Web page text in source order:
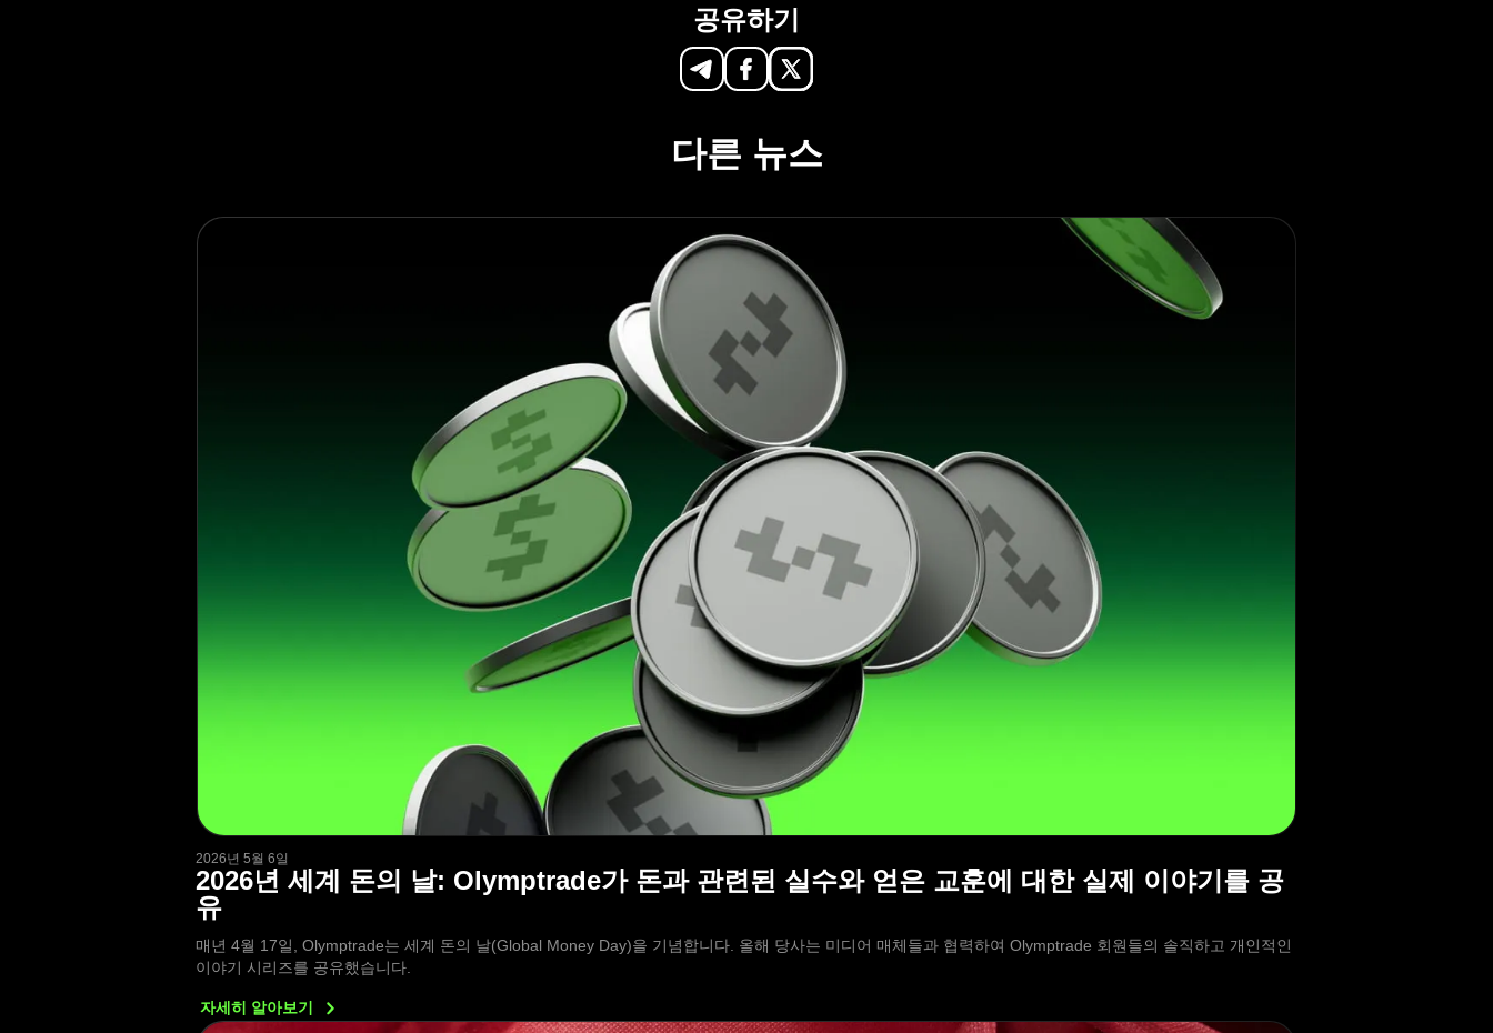
공유하기
다른 뉴스
2026년 5월 6일
2026년 세계 돈의 날: Olymptrade가 돈과 관련된 실수와 얻은 교훈에 대한 실제 이야기를 공
유
매년 4월 17일, Olymptrade는 세계 돈의 날(Global Money Day)을 기념합니다. 올해 당사는 미디어 매체들과 협력하여 Olymptrade 회원들의 솔직하고 개인적인
이야기 시리즈를 공유했습니다.
자세히 알아보기